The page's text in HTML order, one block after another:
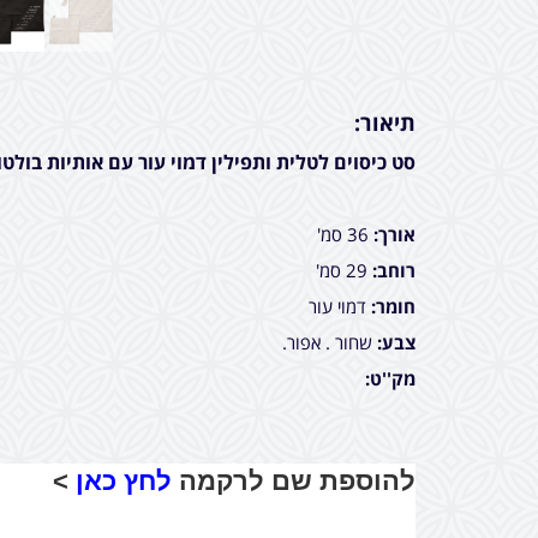
תיאור:
סט כיסוים לטלית ותפילין דמוי עור עם אותיות
אורך: 36 סמ'
רוחב:
חומר: דמוי עור
צבע: שחור . אפור.
מק''ט:
להוספת שם לרקמה לחץ כאן >